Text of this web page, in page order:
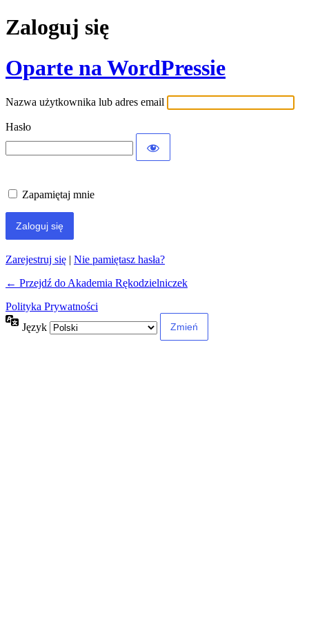
Zaloguj się
Oparte na WordPressie
Nazwa użytkownika lub adres email
Hasło
Zapamiętaj mnie
Zarejestruj się | Nie pamiętasz hasła?
← Przejdź do Akademia Rękodzielniczek
Polityka Prywatności
Język